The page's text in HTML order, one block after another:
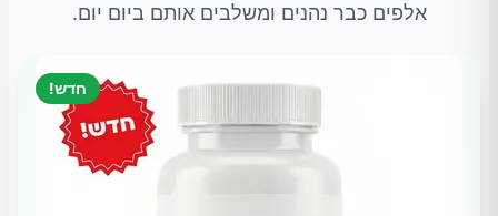
אלפים כבר נהנים ומשלבים אותם ביום יום.
חדש!